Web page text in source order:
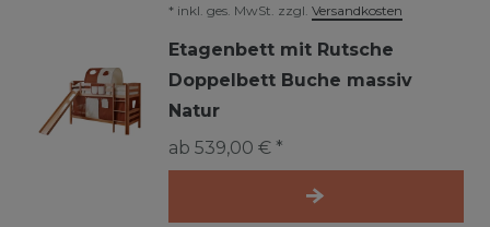
* inkl. ges. MwSt. zzgl. Versandkosten
Etagenbett mit Rutsche
Doppelbett Buche massiv
Natur
ab 539,00 € *